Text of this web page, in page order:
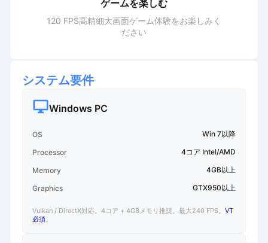
ゲームを楽しむ
120 FPS高精細大画面ゲーム体験をお楽しみく
ださい
システム要件
Windows PC
OS Win 7以降
Processor 4コア Intel/AMD
Memory 4GB以上
Graphics GTX950以上
Vulkan / DirectX対応。4コア + 4GBメモリ推奨。最大240 FPS。 VT
必須。